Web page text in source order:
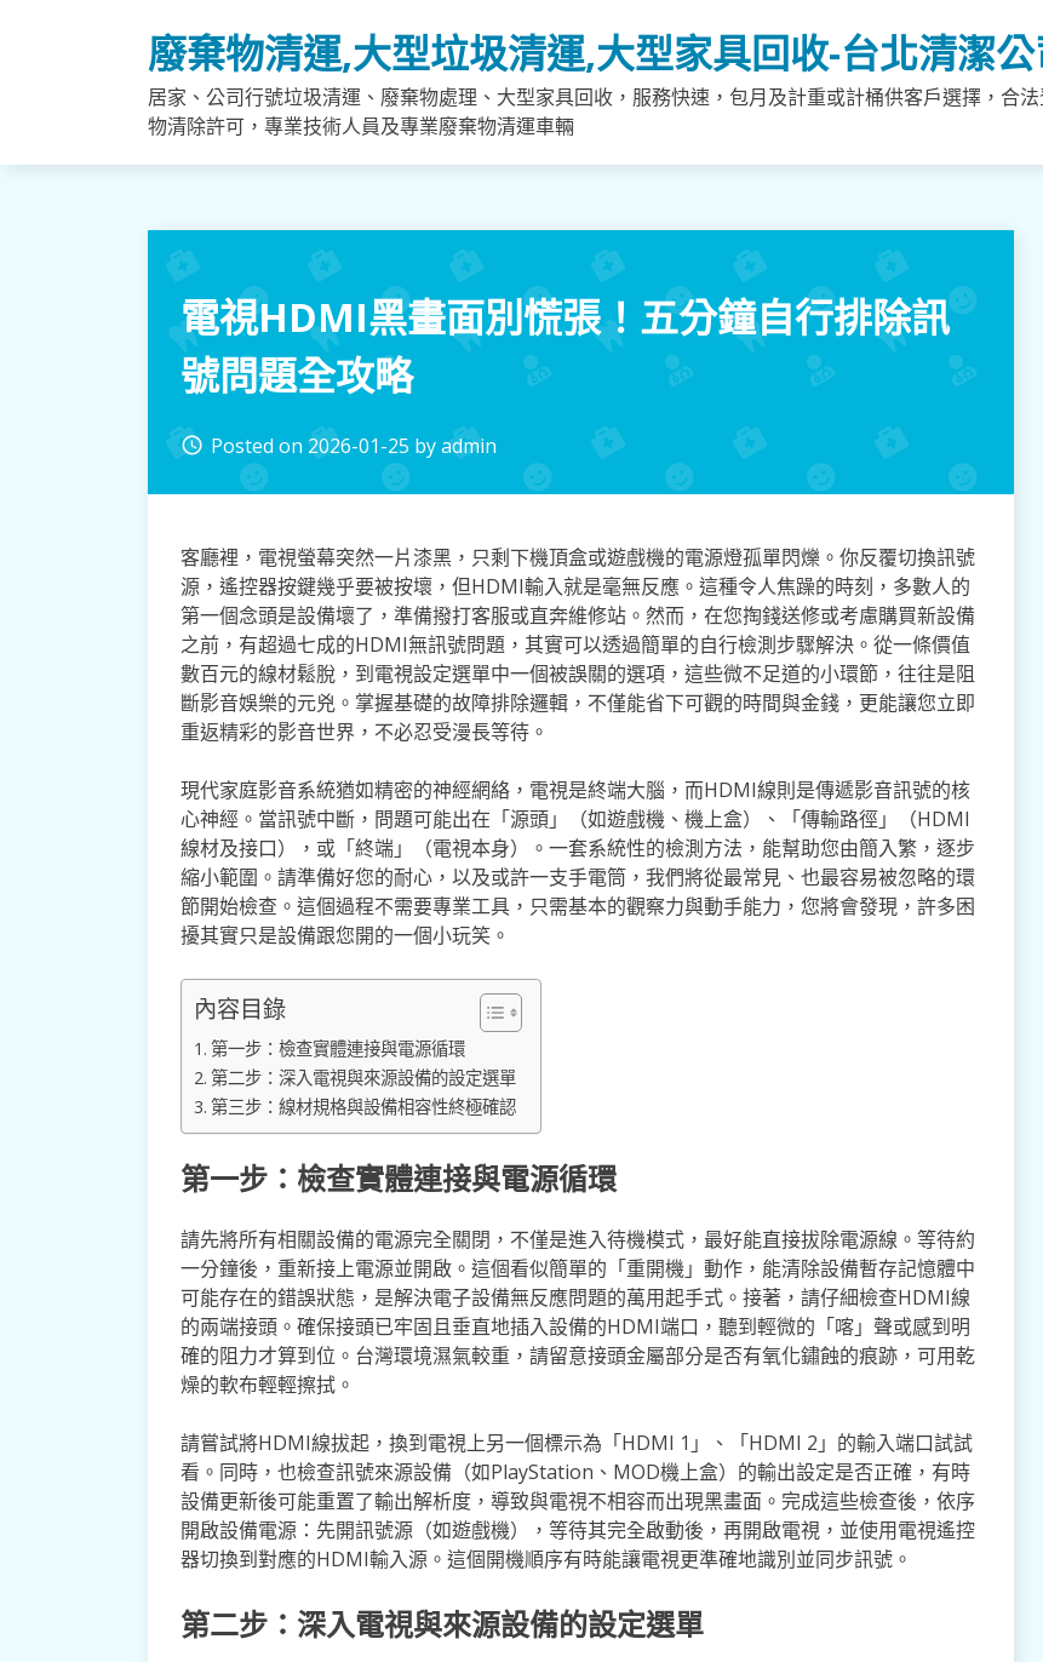
廢棄物清運,大型垃圾清運,大型家具回收-台北清潔公
居家、公司行號垃圾清運、廢棄物處理、大型家具回收，服務快速，包月及計重或計桶供客戶選擇，合
物清除許可，專業技術人員及專業廢棄物清運車輛
電視HDMI黑畫面別慌張！五分鐘自行排除訊
號問題全攻略
access_time Posted on2026-01-25 byadmin
客廳裡，電視螢幕突然一片漆黑，只剩下機頂盒或遊戲機的電源燈孤單閃爍。你反覆切換訊號
源，遙控器按鍵幾乎要被按壞，但HDMI輸入就是毫無反應。這種令人焦躁的時刻，多數人的
第一個念頭是設備壞了，準備撥打客服或直奔維修站。然而，在您掏錢送修或考慮購買新設備
之前，有超過七成的HDMI無訊號問題，其實可以透過簡單的自行檢測步驟解決。從一條價值
數百元的線材鬆脫，到電視設定選單中一個被誤關的選項，這些微不足道的小環節，往往是阻
斷影音娛樂的元兇。掌握基礎的故障排除邏輯，不僅能省下可觀的時間與金錢，更能讓您立即
重返精彩的影音世界，不必忍受漫長等待。
現代家庭影音系統猶如精密的神經網絡，電視是終端大腦，而HDMI線則是傳遞影音訊號的核
心神經。當訊號中斷，問題可能出在「源頭」（如遊戲機、機上盒）、「傳輸路徑」（HDMI
線材及接口），或「終端」（電視本身）。一套系統性的檢測方法，能幫助您由簡入繁，逐步
縮小範圍。請準備好您的耐心，以及或許一支手電筒，我們將從最常見、也最容易被忽略的環
節開始檢查。這個過程不需要專業工具，只需基本的觀察力與動手能力，您將會發現，許多困
擾其實只是設備跟您開的一個小玩笑。
內容目錄
第一步：檢查實體連接與電源循環
第二步：深入電視與來源設備的設定選單
第三步：線材規格與設備相容性終極確認
第一步：檢查實體連接與電源循環
請先將所有相關設備的電源完全關閉，不僅是進入待機模式，最好能直接拔除電源線。等待約
一分鐘後，重新接上電源並開啟。這個看似簡單的「重開機」動作，能清除設備暫存記憶體中
可能存在的錯誤狀態，是解決電子設備無反應問題的萬用起手式。接著，請仔細檢查HDMI線
的兩端接頭。確保接頭已牢固且垂直地插入設備的HDMI端口，聽到輕微的「喀」聲或感到明
確的阻力才算到位。台灣環境濕氣較重，請留意接頭金屬部分是否有氧化鏽蝕的痕跡，可用乾
燥的軟布輕輕擦拭。
請嘗試將HDMI線拔起，換到電視上另一個標示為「HDMI 1」、「HDMI 2」的輸入端口試試
看。同時，也檢查訊號來源設備（如PlayStation、MOD機上盒）的輸出設定是否正確，有時
設備更新後可能重置了輸出解析度，導致與電視不相容而出現黑畫面。完成這些檢查後，依序
開啟設備電源：先開訊號源（如遊戲機），等待其完全啟動後，再開啟電視，並使用電視遙控
器切換到對應的HDMI輸入源。這個開機順序有時能讓電視更準確地識別並同步訊號。
第二步：深入電視與來源設備的設定選單